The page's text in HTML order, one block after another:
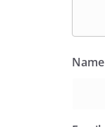
Name